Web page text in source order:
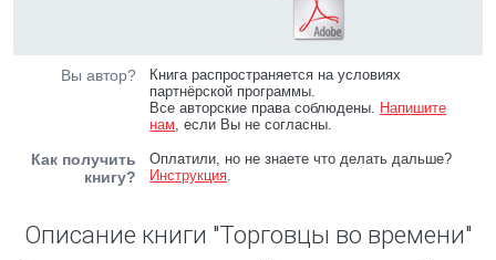
Вы автор?
Книга распространяется на условиях
партнёрской программы.
Все авторские права соблюдены. Напишите
нам, если Вы не согласны.
Как получить
книгу?
Оплатили, но не знаете что делать дальше?
Инструкция.
Описание книги "Торговцы во времени"